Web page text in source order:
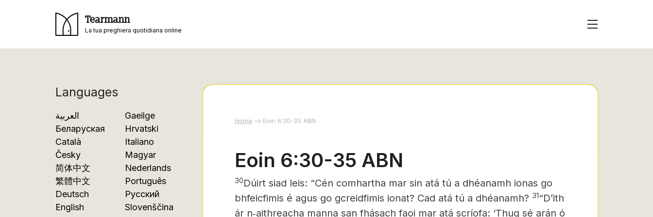
Tearmann
La tua preghiera quotidiana online
Languages
العربية
Беларуская
Català
Česky
简体中文
繁體中文
Deutsch
English
Gaeilge
Hrvatski
Italiano
Magyar
Nederlands
Português
Русский
Slovenščina
Home Eoin 6:30-35 ABN
Eoin 6:30-35 ABN
30Dúirt siad leis: “Cén comhartha mar sin atá tú a dhéanamh ionas go
bhfeicfimis é agus go gcreidfimis ionat? Cad atá tú a dhéanamh? 31“D’ith
ár n‑aithreacha manna san fhásach faoi mar atá scríofa: ‘Thug sé arán ó